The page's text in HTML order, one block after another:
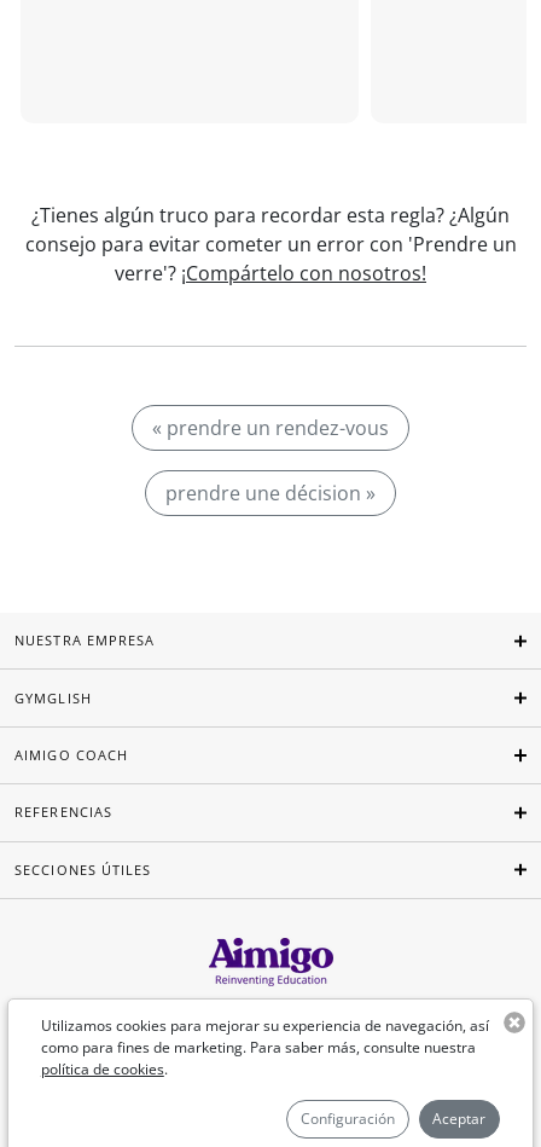
¿Tienes algún truco para recordar esta regla? ¿Algún
consejo para evitar cometer un error con 'Prendre un
verre'? ¡Compártelo con nosotros!
« prendre un rendez-vous
prendre une décision »
Utilizamos cookies para mejorar su experiencia de navegación, así
como para fines de marketing. Para saber más, consulte nuestra
política de cookies.
Configuración Aceptar
NUESTRA EMPRESA
GYMGLISH
AIMIGO COACH
REFERENCIAS
SECCIONES ÚTILES
Español